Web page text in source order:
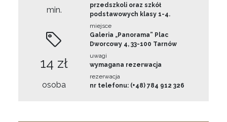
min.
14 zł
osoba
przedszkoli oraz szkół
podstawowych klasy 1-4.
miejsce
Galeria „Panorama” Plac
Dworcowy 4, 33-100 Tarnów
uwagi
wymagana rezerwacja
rezerwacja
nr telefonu: (+48) 784 912 326